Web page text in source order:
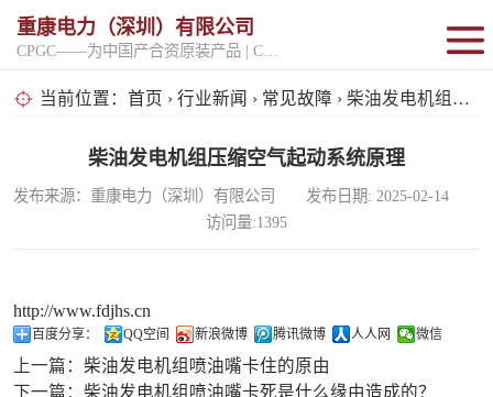
重康电力（深圳）有限公司
当前位置： 首页 › 行业新闻 › 常见故障 › 柴油发电机组压缩空气起动系统原理
柴油发电机组压缩空气起动系统原理
发布来源：重康电力（深圳）有限公司 发布日期: 2025-02-14
访问量:1395
http://www.fdjhs.cn
百度分享： QQ空间 新浪微博 腾讯微博 人人网 微信
上一篇： 柴油发电机组喷油嘴卡住的原由
下一篇： 柴油发电机组喷油嘴卡死是什么缘由造成的？
固定开架式
超静音型
移动电站